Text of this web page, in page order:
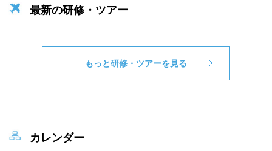
最新の研修・ツアー
もっと研修・ツアーを見る
カレンダー